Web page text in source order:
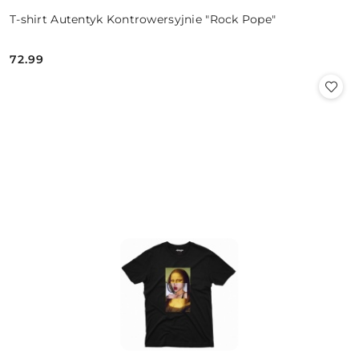
T-shirt Autentyk Kontrowersyjnie "Rock Pope"
Cena:
72.99